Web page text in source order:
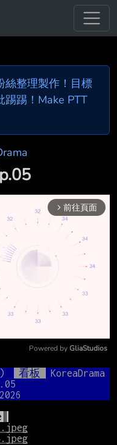
絲整理製作！目標
踢踢！Make PTT
arrow_forward_ios 前往頁面
Mute
Powered by GliaStudios
看板
KoreaDrama